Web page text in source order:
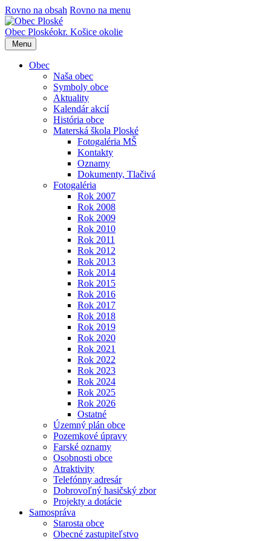
Rovno na obsah Rovno na menu
Obec Ploskéokr. Košice okolie
Menu
Obec
Naša obec
Symboly obce
Aktuality
Kalendár akcií
História obce
Materská škola Ploské
Fotogaléria MŠ
Kontakty
Oznamy
Dokumenty, Tlačivá
Fotogaléria
Rok 2007
Rok 2008
Rok 2009
Rok 2010
Rok 2011
Rok 2012
Rok 2013
Rok 2014
Rok 2015
Rok 2016
Rok 2017
Rok 2018
Rok 2019
Rok 2020
Rok 2021
Rok 2022
Rok 2023
Rok 2024
Rok 2025
Rok 2026
Ostatné
Územný plán obce
Pozemkové úpravy
Farské oznamy
Osobnosti obce
Atraktivity
Telefónny adresár
Dobrovoľný hasičský zbor
Projekty a dotácie
Samospráva
Starosta obce
Obecné zastupiteľstvo